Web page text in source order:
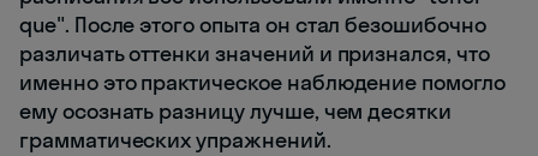
que". После этого опыта он стал безошибочно
различать оттенки значений и признался, что
именно это практическое наблюдение помогло
ему осознать разницу лучше, чем десятки
грамматических упражнений.